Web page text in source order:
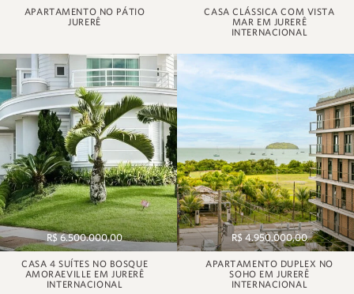
APARTAMENTO NO PÁTIO
JURERÊ
CASA CLÁSSICA COM VISTA
MAR EM JURERÊ
INTERNACIONAL
R$ 6.500.000,00
CASA 4 SUÍTES NO BOSQUE
AMORAEVILLE EM JURERÊ
INTERNACIONAL
R$ 4.950.000,00
APARTAMENTO DUPLEX NO
SOHO EM JURERÊ
INTERNACIONAL